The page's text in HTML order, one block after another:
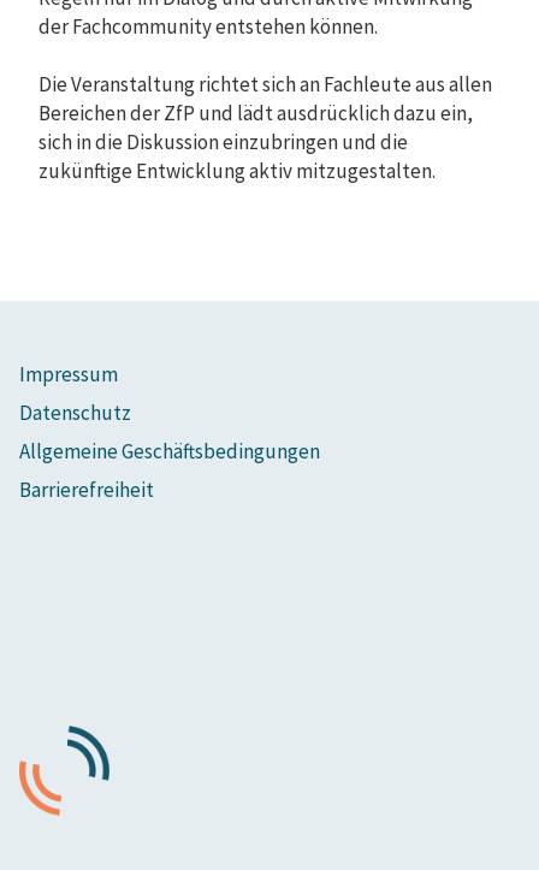
der Fachcommunity entstehen können.
Die Veranstaltung richtet sich an Fachleute aus allen
Bereichen der ZfP und lädt ausdrücklich dazu ein,
sich in die Diskussion einzubringen und die
zukünftige Entwicklung aktiv mitzugestalten.
Impressum
Datenschutz
Allgemeine Geschäftsbedingungen
Barrierefreiheit